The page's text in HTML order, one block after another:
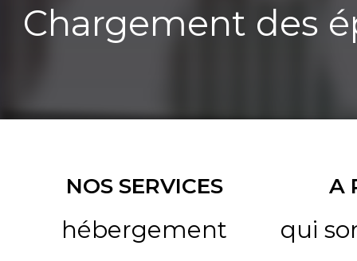
Chargement des
NOS SERVICES
hébergement
A
qui